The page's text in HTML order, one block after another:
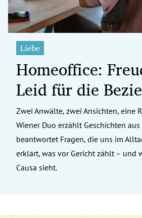
Liebe
Homeoffice:
Leid für die
Zwei Anwälte, zwei Ansichten, eine
Wiener Duo erzählt Geschichten aus
beantwortet Fragen, die uns im
erklärt, was vor Gericht zählt – und
Causa sieht.